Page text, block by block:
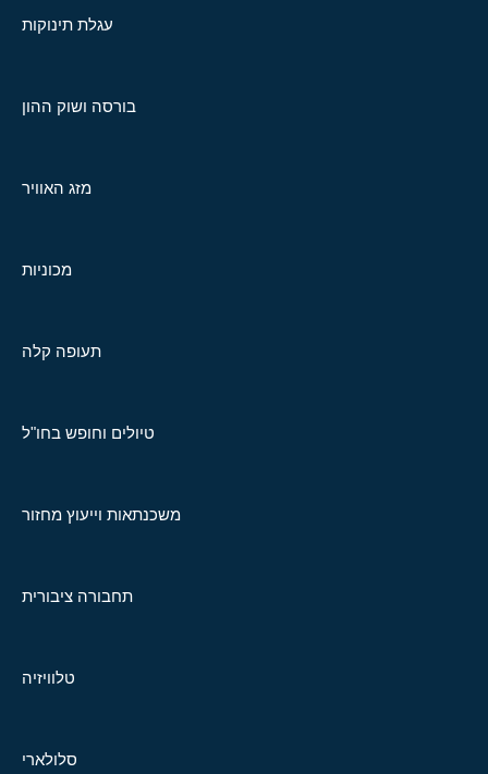
עגלת תינוקות
בורסה ושוק ההון
מזג האוויר
מכוניות
תעופה קלה
טיולים וחופש בחו"ל
משכנתאות וייעוץ מחזור
תחבורה ציבורית
טלוויזיה
סלולארי